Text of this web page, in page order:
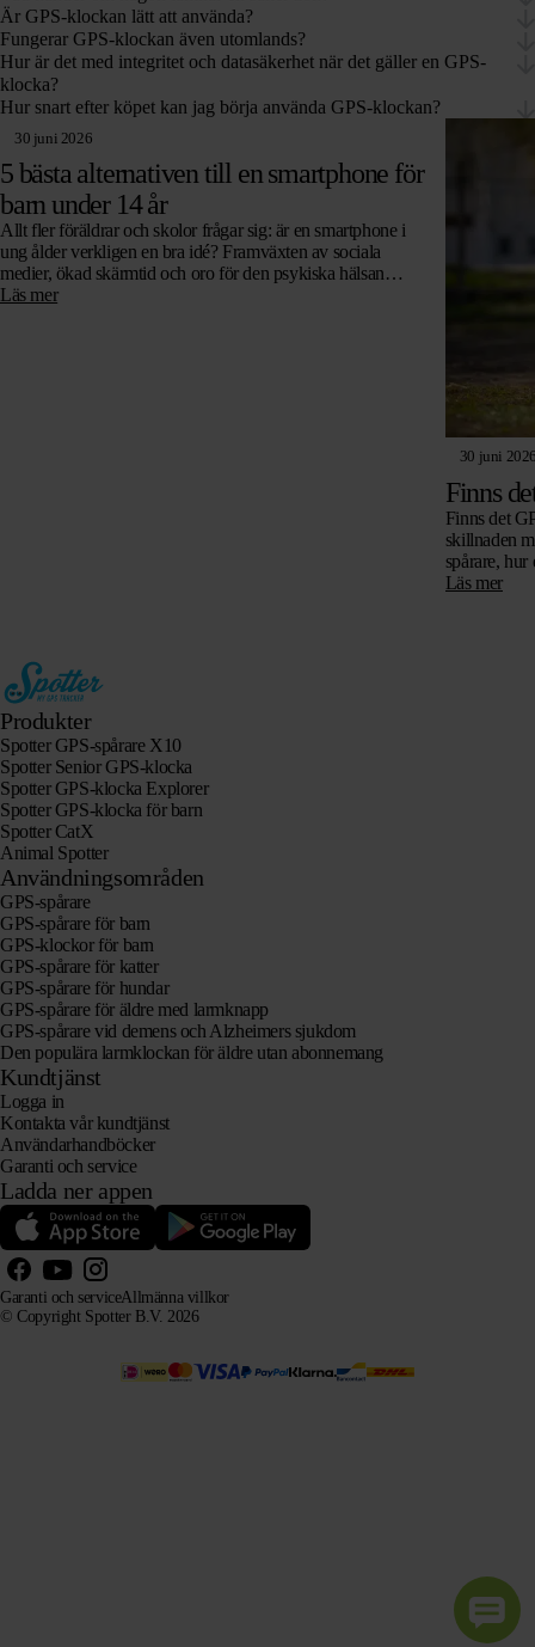
Är GPS-klockan lätt att använda?
Fungerar GPS-klockan även utomlands?
Hur är det med integritet och datasäkerhet när det gäller en GPS-
klocka?
Hur snart efter köpet kan jag börja använda GPS-klockan?
30 juni 2026
5 bästa alternativen till en smartphone för
barn under 14 år
Allt fler föräldrar och skolor frågar sig: är en smartphone i
ung ålder verkligen en bra idé? Framväxten av sociala
medier, ökad skärmtid och oro för den psykiska hälsan
leder…
Läs mer
30 juni
Finns
Finns det
skillnaden
spårare,
går utan
Läs mer
Produkter
Spotter GPS-spårare X10
Spotter Senior GPS-klocka
Spotter GPS-klocka Explorer
Spotter GPS-klocka för barn
Spotter CatX
Animal Spotter
Användningsområden
GPS-spårare
GPS-spårare för barn
GPS-klockor för barn
GPS-spårare för katter
GPS-spårare för hundar
GPS-spårare för äldre med larmknapp
GPS-spårare vid demens och Alzheimers sjukdom
Den populära larmklockan för äldre utan abonnemang
Kundtjänst
Logga in
Kontakta vår kundtjänst
Användarhandböcker
Garanti och service
Ladda ner appen
© Copyright Spotter B.V. 2026
Garanti och serviceAllmänna villkor